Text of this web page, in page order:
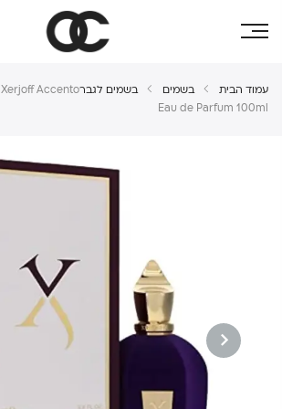
עמוד הבית בשמים בשמים לגברXerjoff Accento
Eau de Parfum 100ml
PREVIOUS